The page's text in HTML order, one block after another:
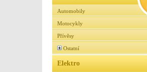
Automobily
Motocykly
Přívěsy
Ostatní
Elektro